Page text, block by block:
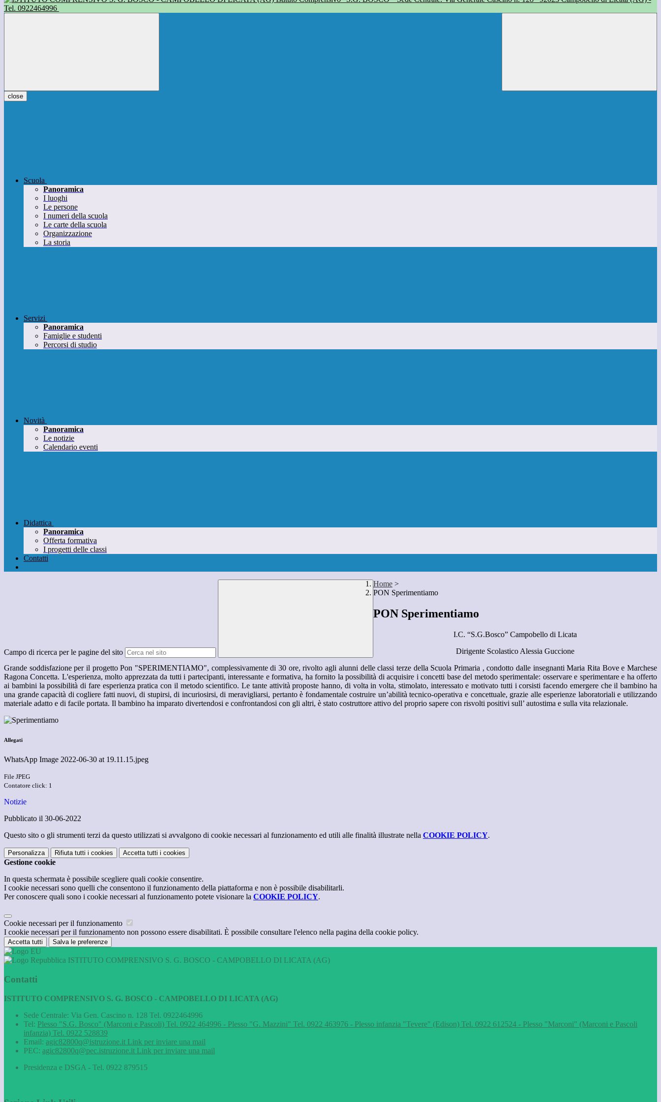
Tel. 0922464996
close
Scuola
Panoramica
I luoghi
Le persone
I numeri della scuola
Le carte della scuola
Organizzazione
La storia
Servizi
Panoramica
Famiglie e studenti
Percorsi di studio
Novità
Panoramica
Le notizie
Calendario eventi
Didattica
Panoramica
Offerta formativa
I progetti delle classi
Contatti
Campo di ricerca per le pagine del sito
Home >
PON Sperimentiamo
PON Sperimentiamo
I.C. “S.G.Bosco” Campobello di Licata
Dirigente Scolastico Alessia Guccione
Grande soddisfazione per il progetto Pon "SPERIMENTIAMO", complessivamente di 30 ore, rivolto agli alunni delle classi terze della Scuola Primaria , condotto dalle insegnanti Maria Rita Bove e Marchese
Ragona Concetta. L'esperienza, molto apprezzata da tutti i partecipanti, interessante e formativa, ha fornito la possibilità di acquisire i concetti base del metodo sperimentale: osservare e sperimentare e ha offerto
ai bambini la possibilità di fare esperienza pratica con il metodo scientifico. Le tante attività proposte hanno, di volta in volta, stimolato, interessato e motivato tutti i corsisti facendo emergere che il bambino ha
una grande capacità di cogliere fatti nuovi, di stupirsi, di incuriosirsi, di meravigliarsi, pertanto è fondamentale costruire un’abilità tecnico-operativa e concettuale, grazie alle esperienze laboratoriali e utilizzando
materiale adatto e di facile portata. Il bambino ha imparato divertendosi e confrontandosi con gli altri, è stato costruttore attivo del proprio sapere con risvolti positivi sull’ autostima e sulla vita relazionale.
Allegati
WhatsApp Image 2022-06-30 at 19.11.15.jpeg
File JPEG
Contatore click: 1
Notizie
Pubblicato il 30-06-2022
Questo sito o gli strumenti terzi da questo utilizzati si avvalgono di cookie necessari al funzionamento ed utili alle finalità illustrate nella COOKIE POLICY.
Personalizza Rifiuta tutti i cookies Accetta tutti i cookies
Gestione cookie
In questa schermata è possibile scegliere quali cookie consentire.
I cookie necessari sono quelli che consentono il funzionamento della piattaforma e non è possibile disabilitarli.
Per conoscere quali sono i cookie necessari al funzionamento potete visionare la COOKIE POLICY.
Cookie necessari per il funzionamento
I cookie necessari per il funzionamento non possono essere disabilitati. È possibile consultare l'elenco nella pagina della cookie policy.
Accetta tutti Salva le preferenze
ISTITUTO COMPRENSIVO S. G. BOSCO - CAMPOBELLO DI LICATA (AG)
Contatti
ISTITUTO COMPRENSIVO S. G. BOSCO - CAMPOBELLO DI LICATA (AG)
Sede Centrale: Via Gen. Cascino n. 128 Tel. 0922464996
Tel: Plesso "S.G. Bosco" (Marconi e Pascoli) Tel. 0922 464996 - Plesso "G. Mazzini" Tel. 0922 463976 - Plesso infanzia "Tevere" (Edison) Tel. 0922 612524 - Plesso "Marconi" (Marconi e Pascoli
infanzia) Tel. 0922 528839
Email: agic82800q@istruzione.it Link per inviare una mail
PEC: agic82800q@pec.istruzione.it Link per inviare una mail
Presidenza e DSGA - Tel. 0922 879515